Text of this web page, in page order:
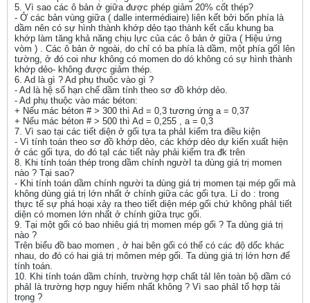
5. Vì sao các ô bản ở giữa được phép giảm 20% cốt thép?
- Ở các bản vùng giữa ( dalle intermédiaire) liên kết bởi bốn phía là
dầm nên có sự hình thành khớp dẻo tạo thành kết cấu khung ba
khớp làm tăng khả năng chịu lực của các ô bản ở giữa ( Hiệu ứng
vòm ) . Các ô bản ở ngoài, do chỉ có ba phía là dầm, một phía gốI lên
tường, ở đó coi như không có momen do dó không có sự hình thành
khớp dẻo- không được giảm thép.
6. Ad là gì ? Ad phụ thuộc vào gì ?
- Ad là hệ số hạn chế dầm tính theo sơ đồ khớp dẻo.
- Ad phụ thuộc vào mác béton:
+ Nếu mác béton # > 300 thì Ad = 0,3 tương ứng a = 0,37
+ Nếu mác béton # > 500 thì Ad = 0,255 , a = 0,3
7. Vì sao tại các tiết diện ở gối tựa ta phảI kiểm tra điều kiện
- Vì tính toán theo sơ đồ khớp dẻo, các khớp dẻo dự kiến xuất hiện
ở các gối tựa, do đó tạI các tiết này phải kiểm tra đk trên
8. Khi tính toán thép trong dầm chính ngườI ta dùng giá trị momen
nào ? Tại sao?
- Khi tính toán dầm chính người ta dùng giá trị momen tại mép gối mà
không dùng giá trị lớn nhất ở chính giữa các gối tựa. Lí do : trong
thực tế sự phá hoại xảy ra theo tiết diện mép gối chứ không phảI tiết
diện có momen lớn nhất ở chính giữa trục gối.
9. Tại một gối có bao nhiêu giá trị momen mép gối ? Ta dùng giá trị
nào ?
Trên biểu đồ bao momen , ở hai bên gối có thể có các độ dốc khác
nhau, do đó có hai giá trị mômen mép gối. Ta dùng giá trị lớn hơn để
tính toán.
10. Khi tính toán dầm chính, trường hợp chất tảI lên toàn bộ dầm có
phảI là trường hợp nguy hiểm nhất không ? Vì sao phảI tổ hợp tải
trọng ?